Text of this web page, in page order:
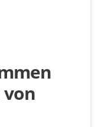
von